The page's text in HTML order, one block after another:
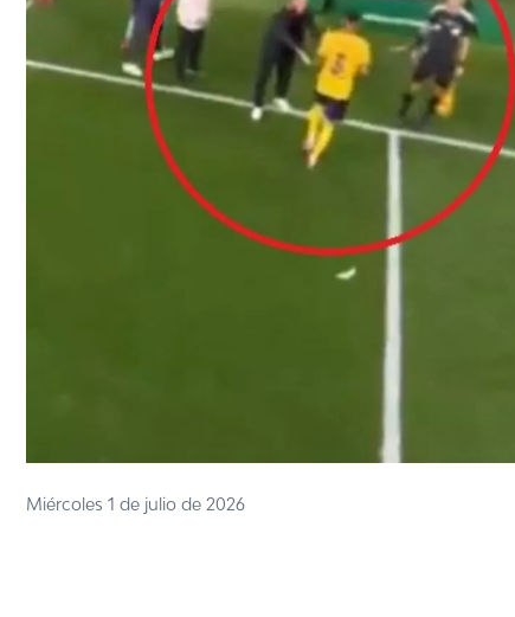
Miércoles 1 de julio de 2026